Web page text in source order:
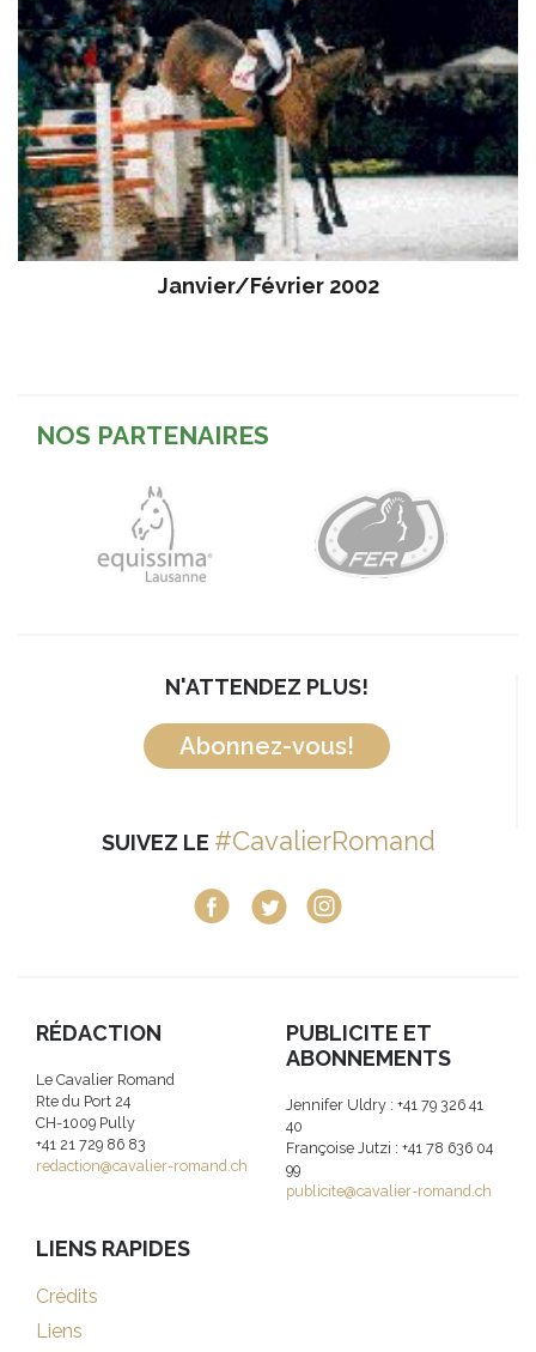
Janvier/Février 2002
NOS PARTENAIRES
N'ATTENDEZ PLUS!
Abonnez-vous!
SUIVEZ LE #CavalierRomand
RÉDACTION
Le Cavalier Romand
Rte du Port 24
CH-1009 Pully
+41 21 729 86 83
redaction@cavalier-romand.ch
PUBLICITE ET
ABONNEMENTS
Jennifer Uldry : +41 79 326 41
40
Françoise Jutzi : +41 78 636 04
99
publicite@cavalier-romand.ch
LIENS RAPIDES
Crédits
Liens